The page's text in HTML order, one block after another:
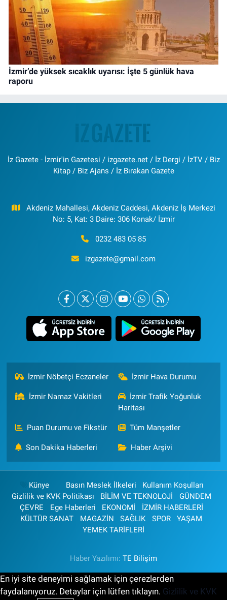
İzmir’de yüksek sıcaklık uyarısı: İşte 5 günlük hava
raporu
İz Gazete - İzmir'in Gazetesi / izgazete.net / İz Dergi / İzTV / Biz
Kitap / Biz Ajans / İz Bırakan Gazete
Akdeniz Mahallesi, Akdeniz Caddesi, Akdeniz İş Merkezi
No: 5, Kat: 3 Daire: 306 Konak/ İzmir
0232 483 05 85
izgazete@gmail.com
İzmir Nöbetçi Eczaneler İzmir Hava Durumu
İzmir Namaz Vakitleri
İzmir Trafik Yoğunluk
Haritası
Puan Durumu ve Fikstür Tüm Manşetler
Son Dakika Haberleri Haber Arşivi
Künye Basın Meslek İlkeleri
Kullanım Koşulları
Gizlilik ve KVK Politikası
BİLİM VE TEKNOLOJİ
GÜNDEM
ÇEVRE
Ege Haberleri EKONOMİ
İZMİR HABERLERİ
KÜLTÜR SANAT
MAGAZİN SAĞLIK SPOR
YAŞAM
YEMEK TARİFLERİ
Haber Yazılımı: TE Bilişim
En iyi site deneyimi sağlamak için çerezlerden
faydalanıyoruz. Detaylar için lütfen tıklayın. Gizlilik ve KVK